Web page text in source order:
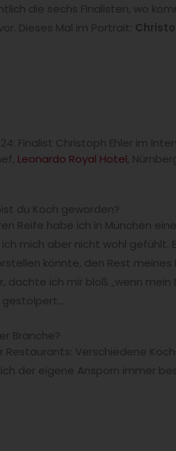
die sechs Finalisten, wo
Dieses Mal im Portrait:
Finalist Christoph Ehler im
Leonardo Royal Hotel,
du Koch geworden?
Reife habe ich in München
mich aber nicht wohl
könnte, den Rest
dachte ich mir bloß „wenn mein
Branche?
Restaurants: Verschiedene
der eigene Ansporn immer